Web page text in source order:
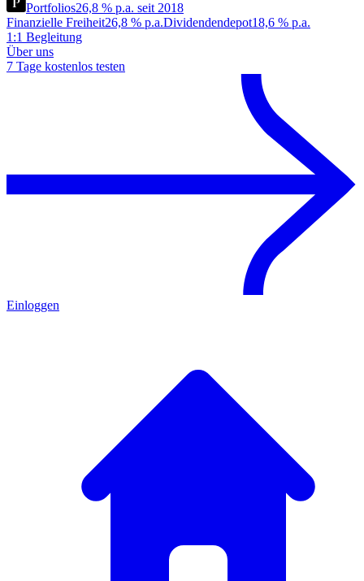
Portfolios26,8 % p.a. seit 2018
Finanzielle Freiheit26,8 % p.a.Dividendendepot18,6 % p.a.
1:1 Begleitung
Über uns
7 Tage kostenlos testen
Einloggen